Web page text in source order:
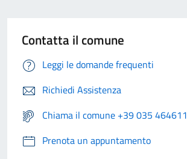
Contatta il comune
Leggi le domande frequenti
Richiedi Assistenza
Chiama il comune +39 035 464611
Prenota un appuntamento